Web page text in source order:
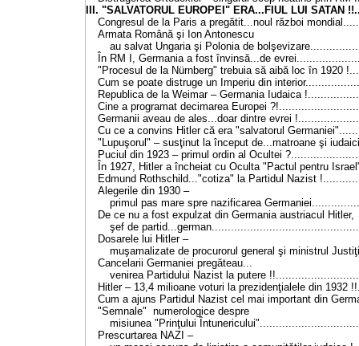
III. "SALVATORUL EUROPEI" ERA...FIUL LUI SATAN
Congresul de la Paris a pregătit...noul război
Armata Română şi Ion Antonescu
au salvat Ungaria şi Polonia de
În RM I, Germania a fost învinsă...de
"Procesul de la Nürnberg" trebuia să aibă loc în 1920
Cum se poate distruge un Imperiu din
Republica de la Weimar – Germania Iudaica
Cine a programat decimarea Europei
Germanii aveau de ales...doar dintre evrei
Cu ce a convins Hitler că era "salvatorul
"Lupuşorul" – susţinut la început de...matroane şi
Puciul din 1923 – primul ordin al Ocultei
În 1927, Hitler a încheiat cu Oculta "Pactul pentru
Edmund Rothschild..."cotiza" la Partidul Nazist
Alegerile din 1930 –
primul pas mare spre nazificarea
De ce nu a fost expulzat din Germania austriacul Hitler,
şef de
Dosarele lui Hitler –
muşamalizate de procurorul general şi ministrul
Cancelarii Germaniei pregăteau...
venirea Partidului Nazist la putere
Hitler – 13,4 milioane voturi la prezidenţialele din 1932
Cum a ajuns Partidul Nazist cel mai important din
"Semnale" numerologice despre
misiunea "Prinţului
Prescurtarea NAZI –